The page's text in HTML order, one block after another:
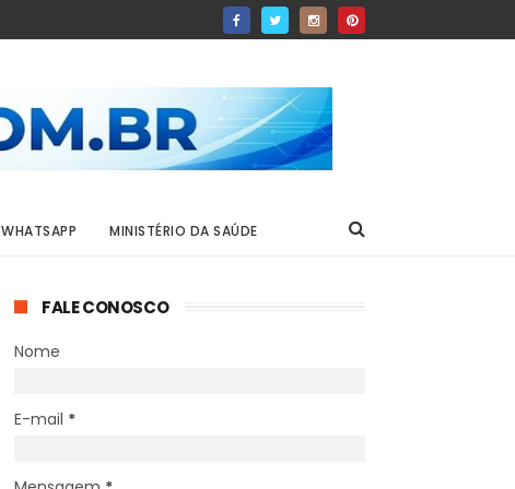
WHATSAPP MINISTÉRIO DA SAÚDE
FALE CONOSCO
Nome
E-mail *